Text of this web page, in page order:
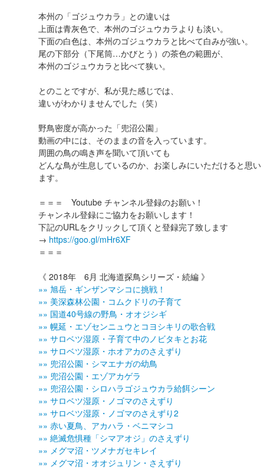
本州の「ゴジュウカラ」との違いは
上面は青灰色で、本州のゴジュウカラよりも淡い。
下面の白色は、本州のゴジュウカラと比べて白みが強い。
尾の下部分（下尾筒…かびとう）の茶色の範囲が、
本州のゴジュウカラと比べて狭い。
とのことですが、私が見た感じでは、
違いがわかりませんでした（笑）
野鳥密度が高かった「兜沼公園」
動画の中には、そのままの音を入っています。
周囲の鳥の鳴き声を聞いて頂いても
どんな鳥が生息しているのか、お楽しみにいただけると思い
ます。
＝＝＝ Youtube チャンネル登録のお願い！
チャンネル登録にご協力をお願いします！
下記のURLをクリックして頂くと登録完了致します
→ https://goo.gl/mHr6XF
＝＝＝
《 2018年 6月 北海道探鳥シリーズ・続編 》
»» 旭岳・ギンザンマシコに挑戦！
»» 美深森林公園・コムクドリの子育て
»» 国道40号線の野鳥・オオジシギ
»» 幌延・エゾセンニュウとコヨシキリの歌合戦
»» サロベツ湿原・子育て中のノビタキとお花
»» サロベツ湿原・ホオアカのさえずり
»» 兜沼公園・シマエナガの幼鳥
»» 兜沼公園・エゾアカゲラ
»» 兜沼公園・シロハラゴジュウカラ給餌シーン
»» サロベツ湿原・ノゴマのさえずり
»» サロベツ湿原・ノゴマのさえずり2
»» 赤い夏鳥、アカハラ・ベニマシコ
»» 絶滅危惧種「シマアオジ」のさえずり
»» メグマ沼・ツメナガセキレイ
»» メグマ沼・オオジュリン・さえずり